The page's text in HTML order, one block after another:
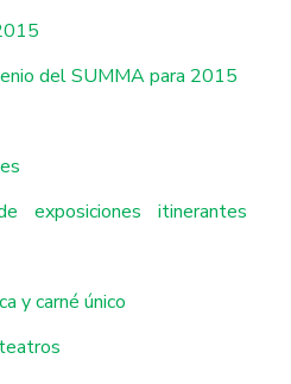
del SUMMA para 2015
exposiciones itinerantes
y carné único